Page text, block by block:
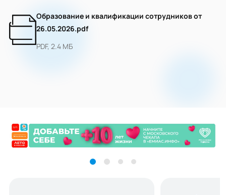
Образование и квалификации сотрудников от
26.05.2026.pdf
PDF, 2.4 МБ